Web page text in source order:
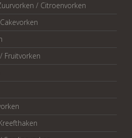
/ Citroenvorken
Fruitvorken